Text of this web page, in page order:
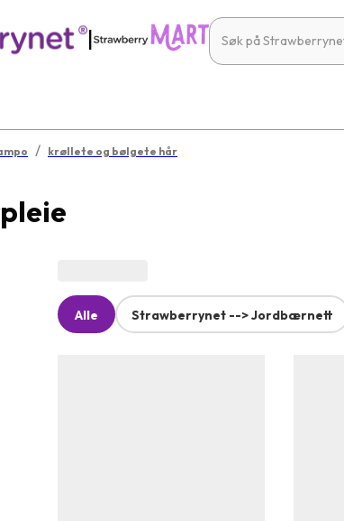
|
/ krøllete og bølgete hår
Alle Strawberrynet --> Jordbærnett